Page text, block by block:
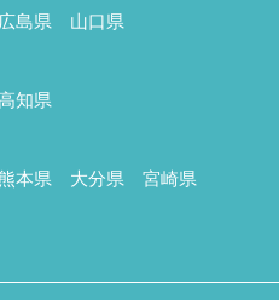
広島県 山口県
知県
本県 大分県
宮崎県